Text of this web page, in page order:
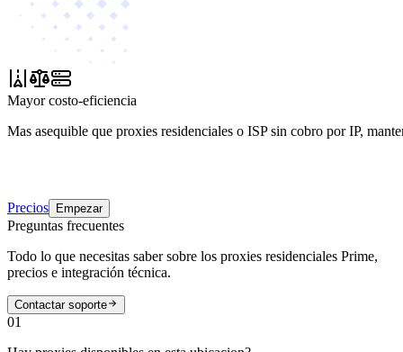
Mayor costo-eficiencia
Mas asequible que proxies residenciales o ISP sin cobro por IP,
Precios Empezar
Preguntas frecuentes
Todo lo que necesitas saber sobre los proxies residenciales Prime,
precios e integración técnica.
Contactar soporte
01